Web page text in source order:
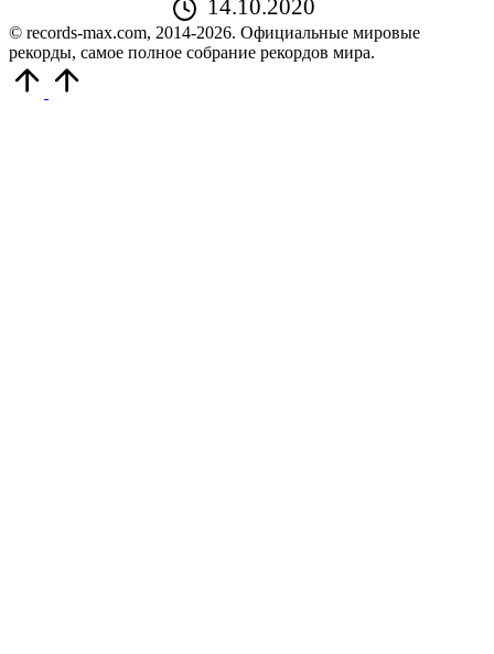
14.10.2020
© records-max.com, 2014-2026. Официальные мировые
рекорды, самое полное собрание рекордов мира.